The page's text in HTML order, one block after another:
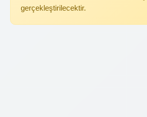
gerçekleştirilecektir.